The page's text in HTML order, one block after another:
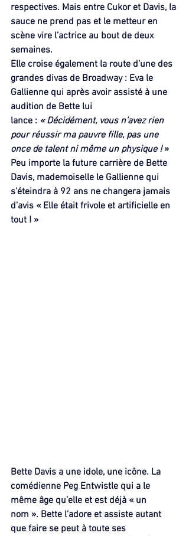
respectives. Mais entre Cukor et Davis, la
sauce ne prend pas et le metteur en
scène vire l’actrice au bout de deux
semaines.
Elle croise également la route d’une des
grandes divas de Broadway : Eva le
Gallienne qui après avoir assisté à une
audition de Bette lui
lance : « Décidément, vous n’avez rien
pour réussir ma pauvre fille, pas une
once de talent ni même un physique ! »
Peu importe la future carrière de Bette
Davis, mademoiselle le Gallienne qui
s’éteindra à 92 ans ne changera jamais
d’avis « Elle était frivole et artificielle en
tout ! »
Bette Davis a une idole, une icône. La
comédienne Peg Entwistle qui a le
même âge qu’elle et est déjà « un
nom ». Bette l’adore et assiste autant
que faire se peut à toute ses